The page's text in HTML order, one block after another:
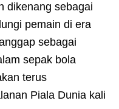
dikenang sebagai
pemain di era
sebagai
sepak bola
terus
Piala Dunia kali